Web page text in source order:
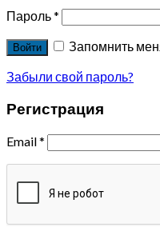
Пароль*
Войти
Запомнить
Забыли свой пароль?
Регистрация
Email*